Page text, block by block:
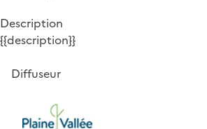
Description
{{description}}
Diffuseur